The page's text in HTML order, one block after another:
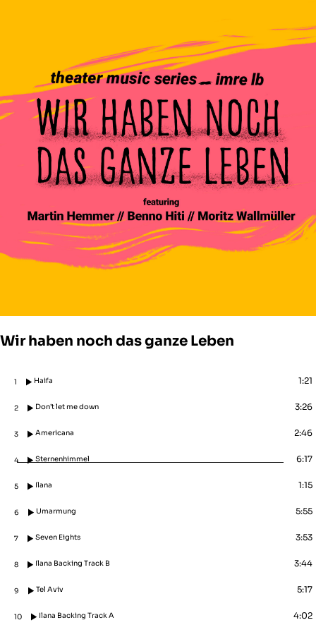
Wir haben noch das ganze Leben
1 Haifa 1:21
2 Don’t let me down 3:26
3 Americana 2:46
4 Sternenhimmel 6:17
5 Ilana 1:15
6 Umarmung 5:55
7 Seven Eights 3:53
8 Ilana Backing Track B 3:44
9 Tel Aviv 5:17
10 Ilana Backing Track A 4:02